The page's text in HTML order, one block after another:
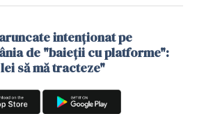
intenționat pe
de "baieții cu platforme":
să mă tracteze"